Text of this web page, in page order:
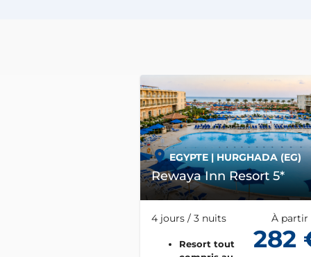
EGYPTE| HURGHADA (EG)
Rewaya Inn Resort 5*
4 jours / 3 nuits
Resort tout
À partir
282